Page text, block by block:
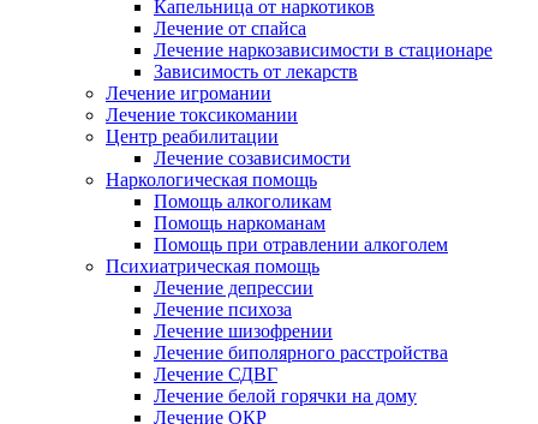
Капельница от наркотиков
Лечение от спайса
Лечение наркозависимости в стационаре
Зависимость от лекарств
Лечение игромании
Лечение токсикомании
Центр реабилитации
Лечение созависимости
Наркологическая помощь
Помощь алкоголикам
Помощь наркоманам
Помощь при отравлении алкоголем
Психиатрическая помощь
Лечение депрессии
Лечение психоза
Лечение шизофрении
Лечение биполярного расстройства
Лечение СДВГ
Лечение белой горячки на дому
Лечение ОКР